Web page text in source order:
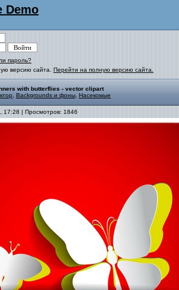
Demo
пароль?
версию сайта. Перейти на полную версию сайта.
with butterflies - vector clipart
Backgrounds и фоны Насекомые
17:28 | Просмотров: 1846